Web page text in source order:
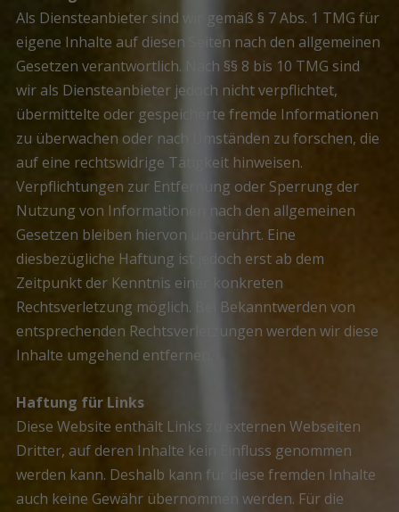
Als Diensteanbieter sind wir gemäß § 7 Abs. 1 TMG für
eigene Inhalte auf diesen Seiten nach den allgemeinen
Gesetzen verantwortlich. Nach §§ 8 bis 10 TMG sind
wir als Diensteanbieter jedoch nicht verpflichtet,
übermittelte oder gespeicherte fremde Informationen
zu überwachen oder nach Umständen zu forschen, die
auf eine rechtswidrige Tätigkeit hinweisen.
Verpflichtungen zur Entfernung oder Sperrung der
Nutzung von Informationen nach den allgemeinen
Gesetzen bleiben hiervon unberührt. Eine
diesbezügliche Haftung ist jedoch erst ab dem
Zeitpunkt der Kenntnis einer konkreten
Rechtsverletzung möglich. Bei Bekanntwerden von
entsprechenden Rechtsverletzungen werden wir diese
Inhalte umgehend entfernen.
Haftung für Links
Diese Website enthält Links zu externen Webseiten
Dritter, auf deren Inhalte kein Einfluss genommen
werden kann. Deshalb kann für diese fremden Inhalte
auch keine Gewähr übernommen werden. Für die